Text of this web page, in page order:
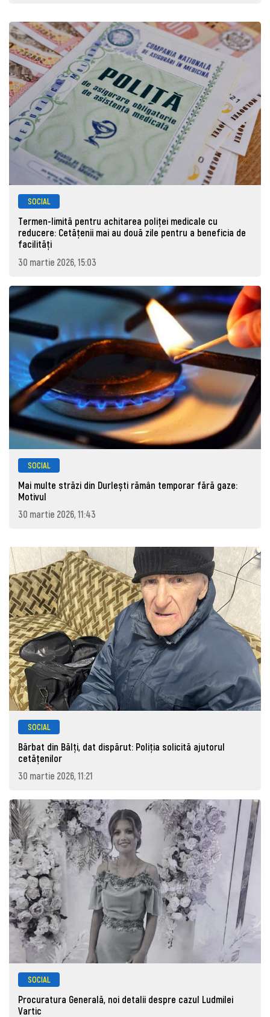
SOCIAL
Termen-limită pentru achitarea poliței medicale cu
reducere: Cetățenii mai au două zile pentru a beneficia de
facilități
30 martie 2026, 15:03
SOCIAL
Mai multe străzi din Durlești rămân temporar fără gaze:
Motivul
30 martie 2026, 11:43
SOCIAL
Bărbat din Bălți, dat dispărut: Poliţia solicită ajutorul
cetăţenilor
30 martie 2026, 11:21
SOCIAL
Procuratura Generală, noi detalii despre cazul Ludmilei
Vartic